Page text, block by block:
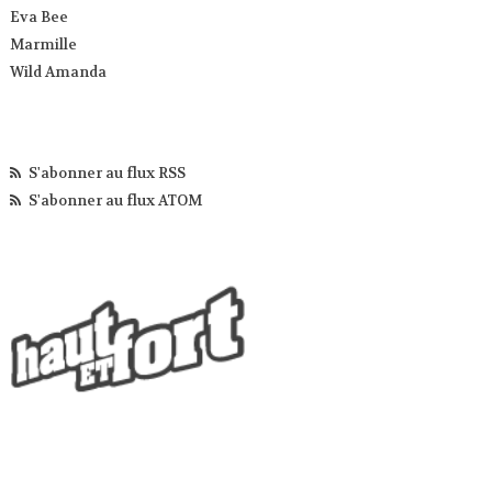
Eva Bee
Marmille
Wild Amanda
S'abonner au flux RSS
S'abonner au flux ATOM